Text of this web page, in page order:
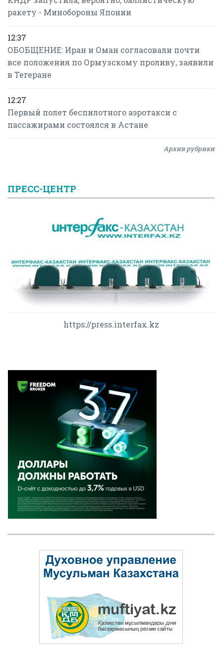
ракету - Минобороны Японии
12:37
ОБОБЩЕНИЕ: Иран и Оман согласовали почти
все положения по Ормузскому проливу, заявили
в Тегеране
12:27
Первый полет беспилотного аэротакси с
пассажирами состоялся в Астане
Архив рубрики
ПРЕСС-ЦЕНТР
https://press.interfax.kz